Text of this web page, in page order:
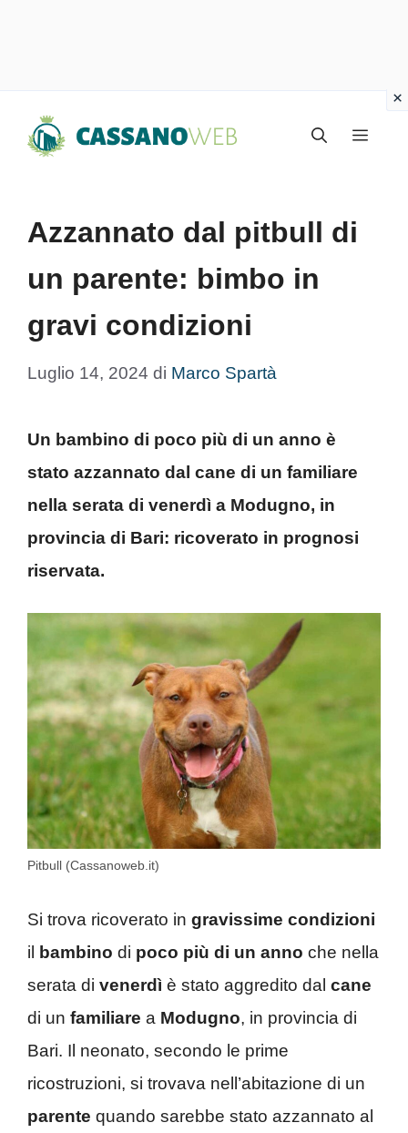
Menu
Azzannato dal pitbull di
un parente: bimbo in
gravi condizioni
Luglio 14, 2024 di Marco Spartà
Un bambino di poco più di un anno è
stato azzannato dal cane di un familiare
nella serata di venerdì a Modugno, in
provincia di Bari: ricoverato in prognosi
riservata.
Pitbull (Cassanoweb.it)
Si trova ricoverato in gravissime condizioni
il
bambino di poco più di un anno che nella
serata di venerdì è stato aggredito dal cane
di un familiare a Modugno, in provincia di
Bari. Il neonato, secondo le prime
ricostruzioni, si trovava nell’abitazione di un
parente quando sarebbe stato azzannato al